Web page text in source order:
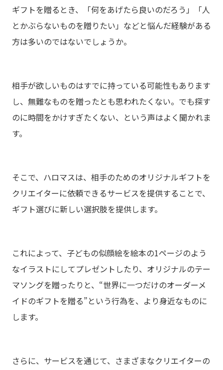
ギフトを贈るとき、「何をあげたら良いのだろう」「人
とかぶらないものを贈りたい」などと悩んだ経験がある
方は多いのではないでしょうか。
相手が欲しいものはすでに持っている可能性もあります
し、無難なものを贈ったとも思われたくない。でも探す
のに時間をかけすぎたくない、という声はよく聞かれま
す。
そこで、ハロマスは、相手のためのオリジナルギフトを
クリエイターに依頼できるサービスを提供することで、
ギフト選びに新しい選択肢を提供します。
これによって、子どもの似顔絵を絵本の1ページのよう
なイラストにしてプレゼントしたり、オリジナルのテー
マソングを贈ったりと、“世界に一つだけのオーダーメ
イドのギフトを贈る”という行為を、より身近なものに
します。
さらに、サービスを通じて、さまざまなクリエイターの